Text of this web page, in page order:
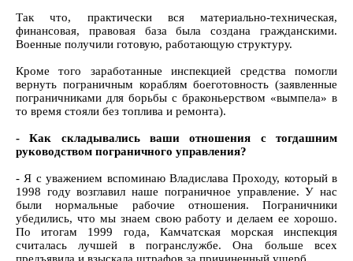
Так что, практически вся материально-техническая,
финансовая, правовая база была создана гражданскими.
Военные получили готовую, работающую структуру.
Кроме того заработанные инспекцией средства помогли
вернуть пограничным кораблям боеготовность (заявленные
пограничниками для борьбы с браконьерством «вымпела» в
то время стояли без топлива и ремонта).
- Как складывались ваши отношения с тогдашним
руководством пограничного управления?
- Я с уважением вспоминаю Владислава Проходу, который в
1998 году возглавил наше пограничное управление. У нас
были нормальные рабочие отношения. Пограничники
убедились, что мы знаем свою работу и делаем ее хорошо.
По итогам 1999 года, Камчатская морская инспекция
считалась лучшей в погранслужбе. Она больше всех